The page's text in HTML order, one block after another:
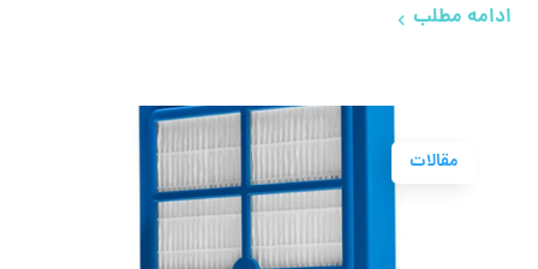
ادامه مطلب
مقالات